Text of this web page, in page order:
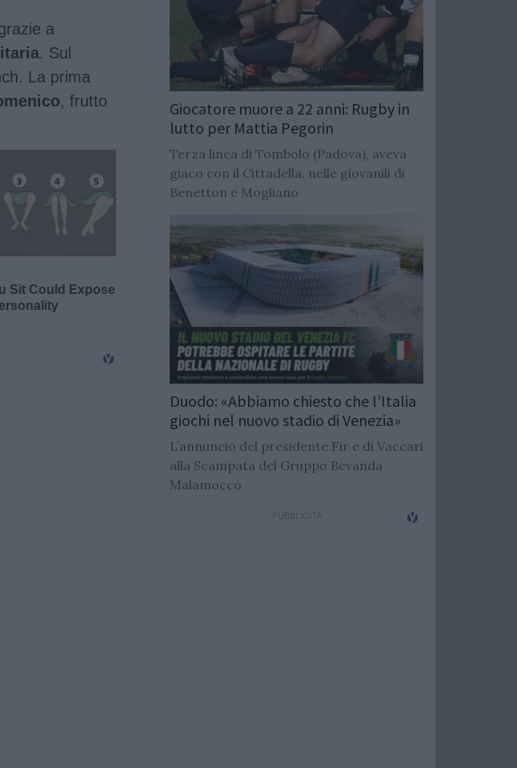
a
. Sul
La prima
, frutto
Giocatore muore a 22 anni: Rugby in
lutto per Mattia Pegorin
Terza linea di Tombolo (Padova), aveva
giaco con il Cittadella, nelle giovanili di
Benetton e Mogliano
Duodo: «Abbiamo chiesto che l’Italia
giochi nel nuovo stadio di Venezia»
L’annuncio del presidente Fir e di Vaccari
alla Scampata del Gruppo Bevanda
Malamocco